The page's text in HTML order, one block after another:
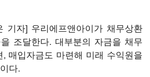
기자] 우리에프앤아이가 채무상환
조달한다. 대부분의 자금을 채무
, 매입자금도 마련해 미래 수익원을
다.